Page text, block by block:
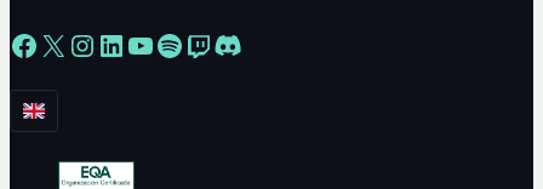
Facebook
X Instagram
LinkedIn
YouTube
Spotify
Twitch
Discord